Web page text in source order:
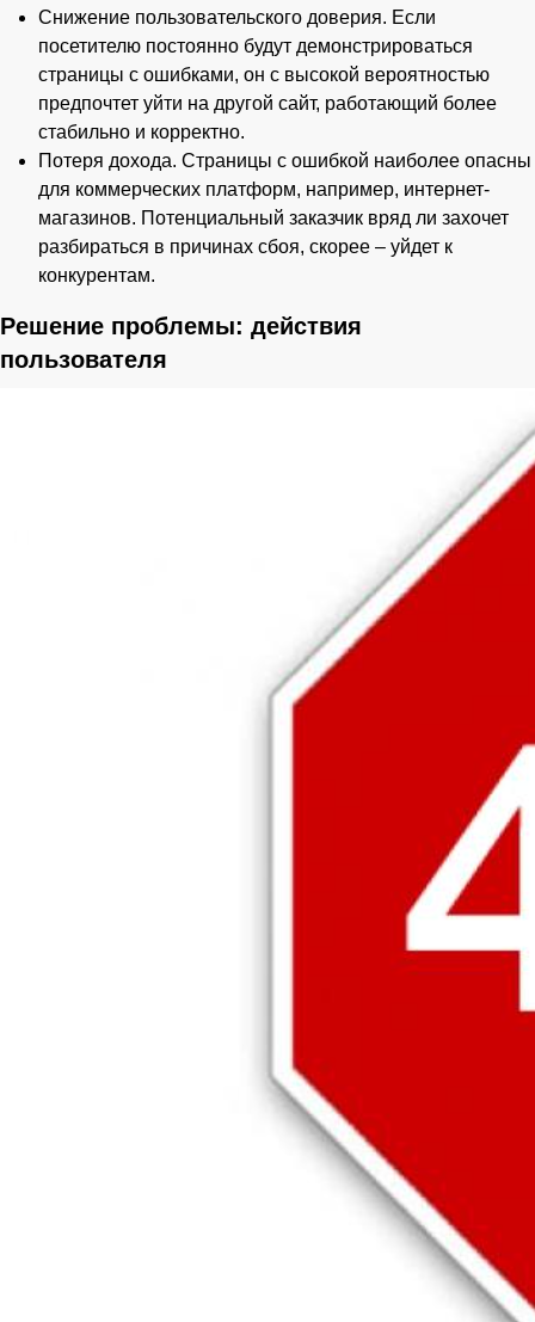
Снижение пользовательского доверия. Если
посетителю постоянно будут демонстрироваться
страницы с ошибками, он с высокой вероятностью
предпочтет уйти на другой сайт, работающий более
стабильно и корректно.
Потеря дохода. Страницы с ошибкой наиболее опасны
для коммерческих платформ, например, интернет-
магазинов. Потенциальный заказчик вряд ли захочет
разбираться в причинах сбоя, скорее – уйдет к
конкурентам.
Решение проблемы: действия
пользователя